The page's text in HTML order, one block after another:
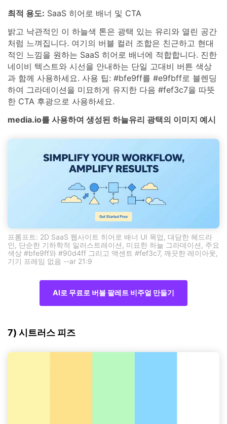
최적 용도: SaaS 히어로 배너 및 CTA
밝고 낙관적인 이 하늘색 톤은 광택 있는 유리와 열린 공간
처럼 느껴집니다. 여기의 버블 컬러 조합은 친근하고 현대
적인 느낌을 원하는 SaaS 히어로 배너에 적합합니다. 진한
네이비 텍스트와 시선을 안내하는 단일 고대비 버튼 색상
과 함께 사용하세요. 사용 팁: #bfe9ff를 #e9fbff로 블렌딩
하여 그라데이션을 미묘하게 유지한 다음 #fef3c7을 따뜻
한 CTA 후광으로 사용하세요.
media.io를 사용하여 생성된 하늘유리 광택의 이미지 예시
프롬프트: 2D SaaS 웹사이트 히어로 배너 UI 목업, 대담한 헤드라
인, 단순한 기하학적 일러스트레이션, 미묘한 하늘 그라데이션, 주요
색상 #bfe9ff와 #90d4ff 그리고 액센트 #fef3c7, 깨끗한 레이아웃,
기기 프레임 없음 --ar 21:9
AI로 무료로 버블 팔레트 비주얼 만들기
7) 시트러스 피즈